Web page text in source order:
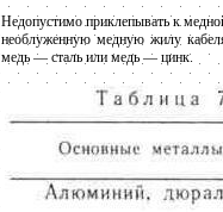
Недопустимо приклепывать к
необлуженную медную жилу
медь — сталь или медь — цинк.